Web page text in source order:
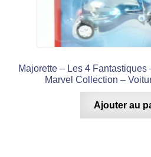
Majorette – Les 4
Marvel Collection –
Ajouter au